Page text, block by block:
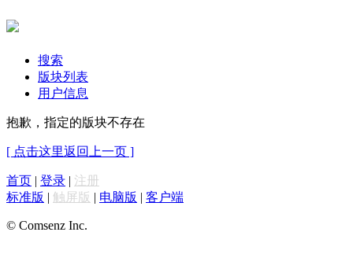
搜索
版块列表
用户信息
抱歉，指定的版块不存在
[ 点击这里返回上一页 ]
首页 | 登录 | 注册
标准版 | 触屏版 | 电脑版 | 客户端
© Comsenz Inc.